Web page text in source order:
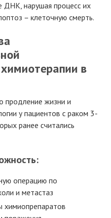
ДНК, нарушая процесс их
– клеточную смерть.
в
продление жизни и
у пациентов с раком 3-
ранее считались
операцию по
и метастаз
химиопрепаратов